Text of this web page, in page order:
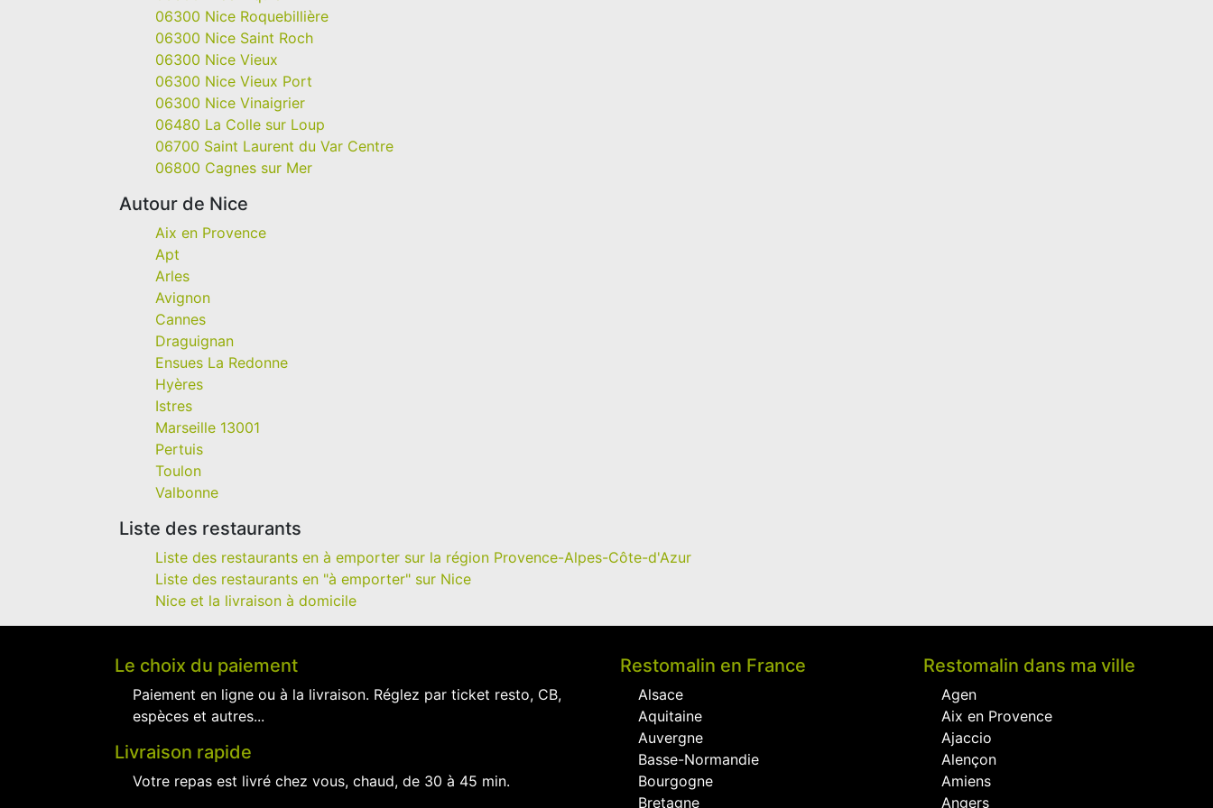
06300 Nice Roquebillière
06300 Nice Saint Roch
06300 Nice Vieux
06300 Nice Vieux Port
06300 Nice Vinaigrier
06480 La Colle sur Loup
06700 Saint Laurent du Var Centre
06800 Cagnes sur Mer
Autour de Nice
Aix en Provence
Apt
Arles
Avignon
Cannes
Draguignan
Ensues La Redonne
Hyères
Istres
Marseille 13001
Pertuis
Toulon
Valbonne
Liste des restaurants
Liste des restaurants en à emporter sur la région Provence-Alpes-Côte-d'Azur
Liste des restaurants en "à emporter" sur Nice
Nice et la livraison à domicile
Le choix du paiement
Paiement en ligne ou à la livraison. Réglez par ticket resto, CB,
espèces et autres...
Livraison rapide
Votre repas est livré chez vous, chaud, de 30 à 45 min.
Restomalin en France
Alsace
Aquitaine
Auvergne
Basse-Normandie
Bourgogne
Bretagne
Restomalin dans ma ville
Agen
Aix en Provence
Ajaccio
Alençon
Amiens
Angers